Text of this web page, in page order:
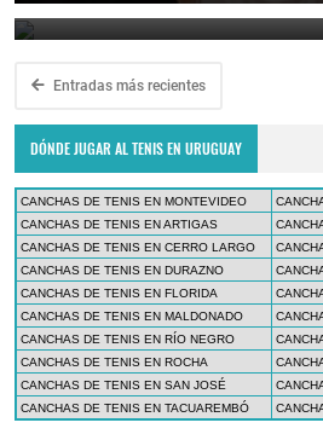
February 10,
Entradas más recientes
DÓNDE JUGAR AL TENIS EN URUGUAY
CANCHAS DE TENIS EN MONTEVIDEO
CANCHAS DE TENIS EN ARTIGAS
CANCHAS DE TENIS EN CERRO LARGO
CANCHAS DE TENIS EN DURAZNO
CANCHAS DE TENIS EN FLORIDA
CANCHAS DE TENIS EN MALDONADO
CANCHAS DE TENIS EN RÍO NEGRO
CANCHAS DE TENIS EN ROCHA
CANCHAS DE TENIS EN SAN JOSÉ
CANCHAS DE TENIS EN TACUAREMBÓ